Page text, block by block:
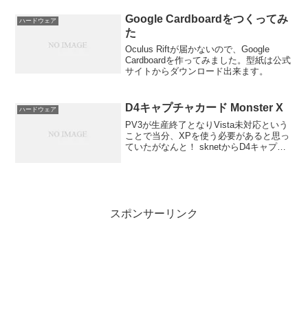
ハードウェア
Google Cardboardをつくってみ
た
Oculus Riftが届かないので、Google
Cardboardを作ってみました。型紙は公式
サイトからダウンロード出来ます。
ハードウェア D4キャプチャカード Monster X
PV3が生産終了となりVista未対応という
ことで当分、XPを使う必要があると思っ
ていたがなんと！ sknetからD4キャプチ
スポンサーリンク